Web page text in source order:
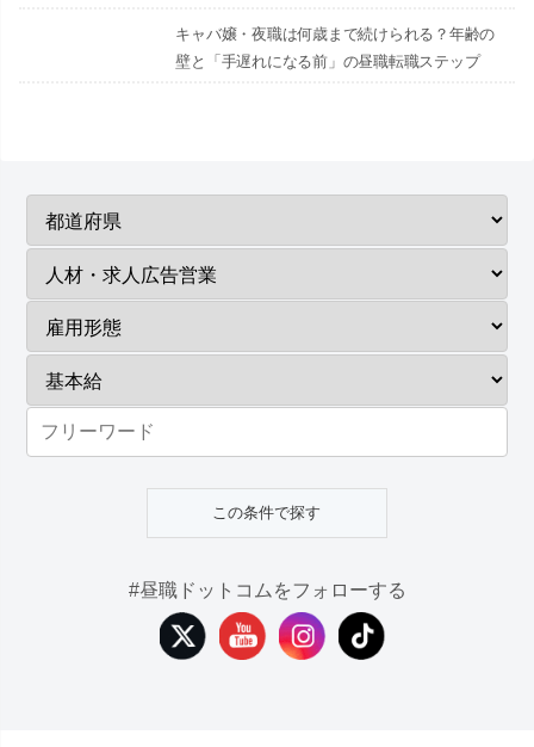
キャバ嬢・夜職は何歳まで続けられる？年齢の
壁と「手遅れになる前」の昼職転職ステップ
#昼職ドットコムをフォローする